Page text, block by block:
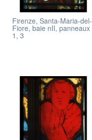
Firenze, Santa-Maria-del-
Fiore, baie nII, panneaux
1, 3